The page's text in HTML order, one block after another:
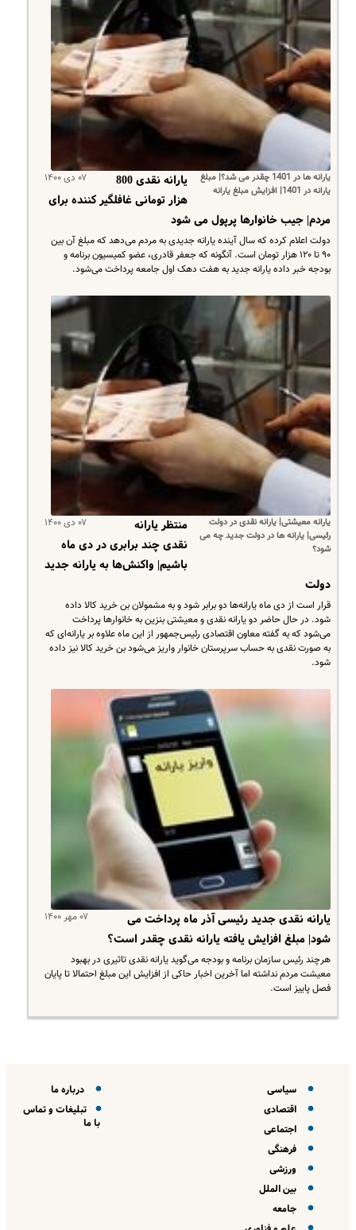
یارانه ها در 1401 چقدر می شد؟| مبلغ
یارانه در 1401| افزایش مبلغ یارانه
۰۷ دی ۱۴۰۰
یارانه نقدی 800
هزار تومانی غافلگیر کننده برای
مردم| جیب خانوارها پرپول می شود
دولت اعلام کرده که سال آینده یارانه جدیدی به مردم می‌دهد که مبلغ آن بین
۹۰ تا ۱۲۰ هزار تومان است. آنگونه که جعفر قادری، عضو کمیسیون برنامه و
بودجه خبر داده یارانه جدید به هفت دهک اول جامعه پرداخت می‌شود.
یارانه معیشتی| یارانه نقدی در دولت
رئیسی| یارانه ها در دولت جدید چه می
شود؟
۰۷ دی ۱۴۰۰
منتظر یارانه
نقدی چند برابری در دی ماه
باشیم| واکنش‌ها به یارانه جدید
دولت
قرار است از دی ماه یارانه‌ها دو برابر شود و به مشمولان بن خرید کالا داده
شود. در حال حاضر دو یارانه نقدی و معیشتی بنزین به خانوارها پرداخت
می‌شود که به گفته معاون اقتصادی رئیس‌جمهور از این ماه علاوه بر یارانه‌ای که
به صورت نقدی به حساب سرپرستان خانوار واریز می‌شود بن خرید کالا نیز داده
شود.
۰۷ مهر ۱۴۰۰
یارانه نقدی جدید رئیسی آذر ماه پرداخت می
شود| مبلغ افزایش یافته یارانه نقدی چقدر است؟
هرچند رئیس سازمان برنامه و بودجه می‌گوید یارانه نقدی تاثیری در بهبود
معیشت مردم نداشته اما آخرین اخبار حاکی از افزایش این مبلغ احتمالا تا پایان
فصل پاییز است.
سیاسی
اقتصادی
اجتماعی
فرهنگی
ورزشی
بین الملل
جامعه
درباره ما
تبلیغات و تماس
با ما